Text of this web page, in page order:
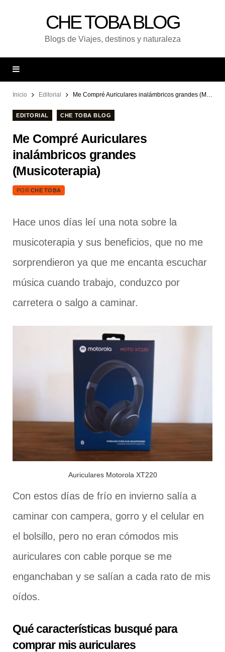
CHE TOBA BLOG
Blogs de Viajes, destinos y naturaleza
Inicio Editorial Me Compré Auriculares inalámbricos grandes (Musicoterapia)
EDITORIAL CHE TOBA BLOG
Me Compré Auriculares
inalámbricos grandes
(Musicoterapia)
POR CHE TOBA
Hace unos días leí una nota sobre la
musicoterapia y sus beneficios, que no me
sorprendieron ya que me encanta escuchar
música cuando trabajo, conduzco por
carretera o salgo a caminar.
Auriculares Motorola XT220
Con estos días de frío en invierno salía a
caminar con campera, gorro y el celular en
el bolsillo, pero no eran cómodos mis
auriculares con cable porque se me
enganchaban y se salían a cada rato de mis
oídos.
Qué características busqué para
comprar mis auriculares